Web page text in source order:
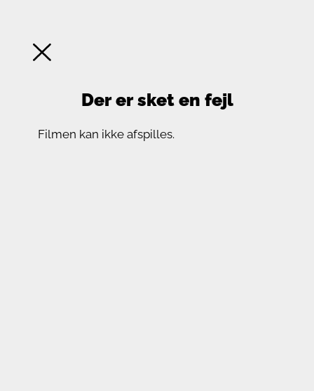
Der er sket en fejl
Filmen kan ikke afspilles.